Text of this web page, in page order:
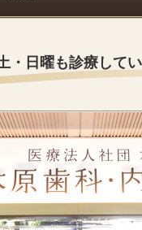
・日曜も診療して